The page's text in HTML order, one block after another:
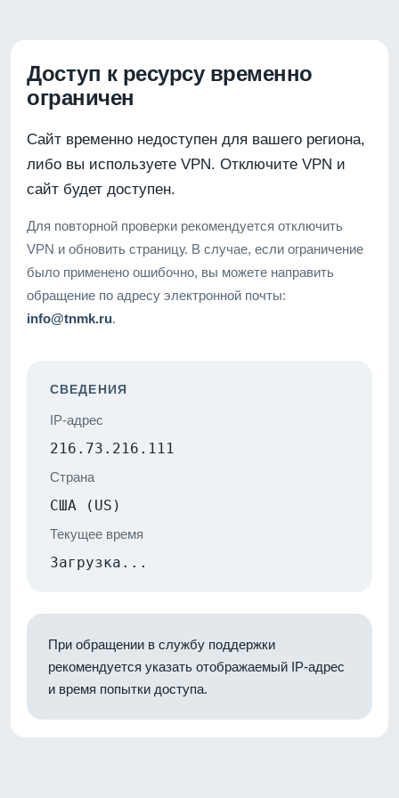
Доступ к ресурсу временно
ограничен
Сайт временно недоступен для вашего региона,
либо вы используете VPN. Отключите VPN и
сайт будет доступен.
Для повторной проверки рекомендуется отключить
VPN и обновить страницу. В случае, если ограничение
было применено ошибочно, вы можете направить
обращение по адресу электронной почты:
info@tnmk.ru.
СВЕДЕНИЯ
IP-адрес
216.73.216.111
Страна
США (US)
Текущее время
Загрузка...
При обращении в службу поддержки
рекомендуется указать отображаемый IP-адрес
и время попытки доступа.